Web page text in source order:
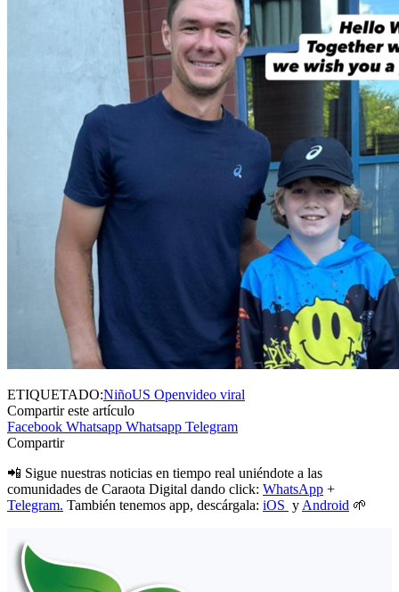
ETIQUETADO:NiñoUS Openvideo viral
Compartir este artículo
Facebook Whatsapp Whatsapp Telegram
Compartir
📲 Sigue nuestras noticias en tiempo real uniéndote a las
comunidades de Caraota Digital dando click: WhatsApp +
Telegram. También tenemos app, descárgala: iOS y Android 🌱